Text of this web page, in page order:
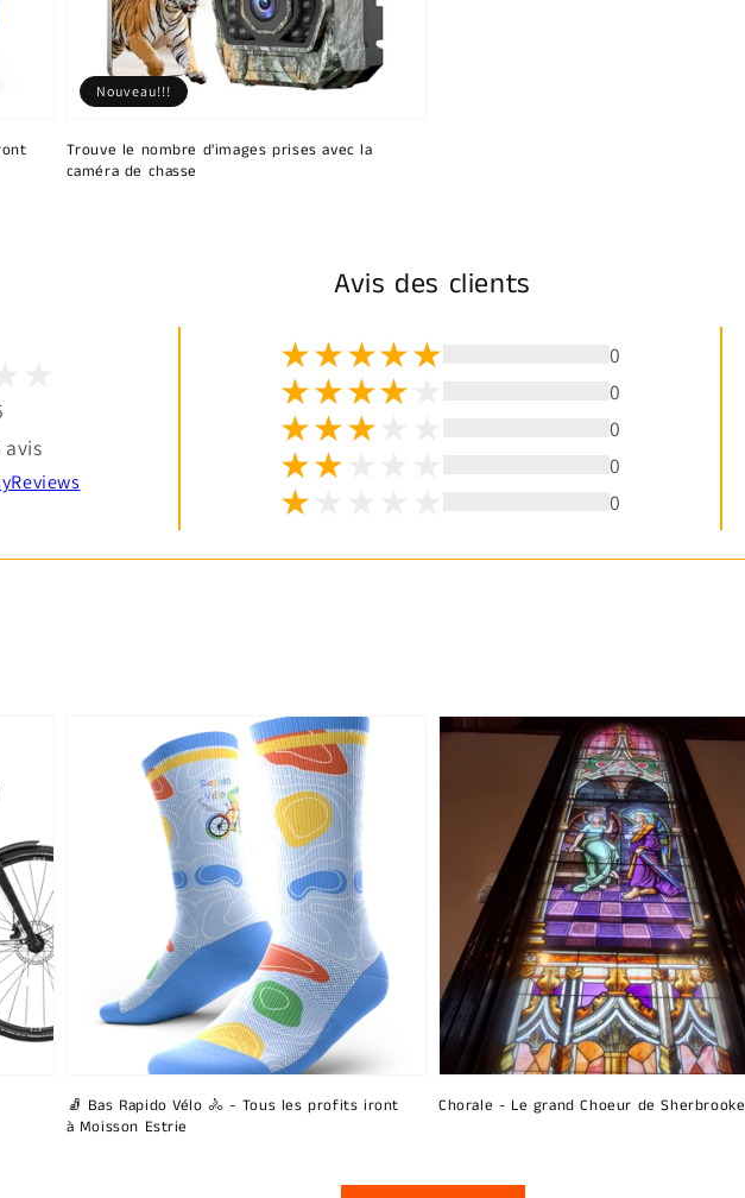
Trouve le nombre d'images prises avec la
caméra de chasse
Nouveau!!!
Avis des clients
avis
0
0
0
0
0
🧦 Bas Rapido Vélo 🚴 - Tous les profits iront
à Moisson Estrie
Chorale - Le grand Choeur de Sherbrooke